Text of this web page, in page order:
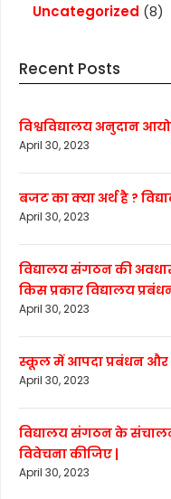
Uncategorized (8)
Recent Posts
विश्वविद्यालय अनुदान
April 30, 2023
बजट का क्या अर्थ है ?
April 30, 2023
विद्यालय संगठन की
किस प्रकार विद्यालय
April 30, 2023
स्कूल में आपदा प्रबंधन और
April 30, 2023
विद्यालय संगठन के
विवेचना कीजिए |
April 30, 2023